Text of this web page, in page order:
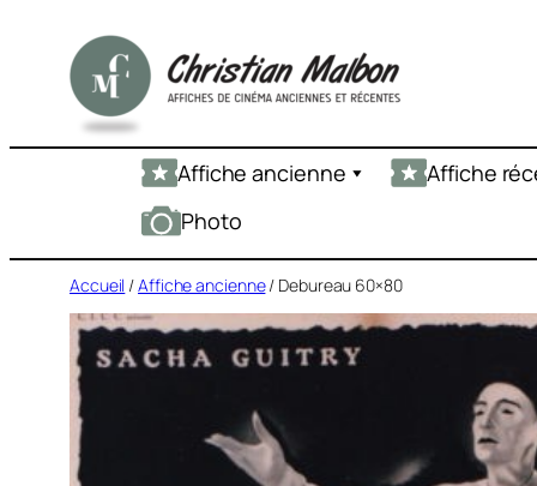
contenu
Affiche ancienne Affiche
Photo
Accueil /Affiche ancienne/ Debureau 60×80